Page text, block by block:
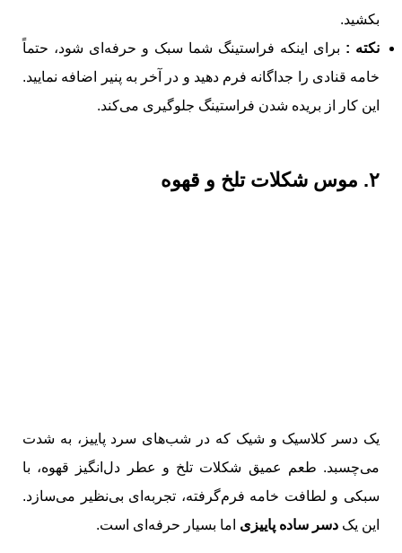
بکشید.
نکته : برای اینکه فراستینگ شما سبک و حرفه‌ای شود، حتماً
خامه قنادی را جداگانه فرم دهید و در آخر به پنیر اضافه‌ نمایید.
این کار از بریده شدن فراستینگ جلوگیری می‌کند.
۲. موس شکلات تلخ و قهوه
یک دسر کلاسیک و شیک که در شب‌های سرد پاییز، به شدت
می‌چسبد. طعم عمیق شکلات تلخ و عطر دل‌انگیز قهوه، با
سبکی و لطافت خامه فرم‌گرفته، تجربه‌ای بی‌نظیر می‌سازد.
این یک دسر ساده پاییزی اما بسیار حرفه‌ای است.